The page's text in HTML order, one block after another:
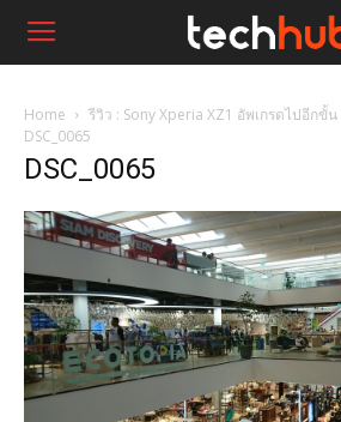
Home
รีวิว : Sony Xperia XZ1 อัพเกรดไปอีกขั้
DSC_0065
DSC_0065